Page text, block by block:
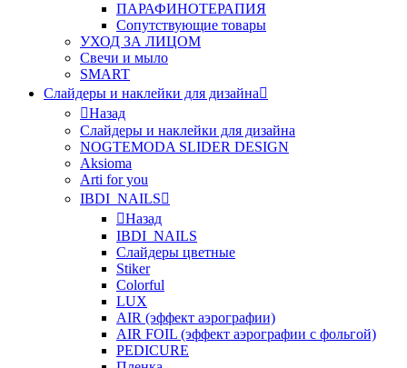
ПАРАФИНОТЕРАПИЯ
Сопутствующие товары
УХОД ЗА ЛИЦОМ
Свечи и мыло
SMART
Слайдеры и наклейки для дизайна
Назад
Слайдеры и наклейки для дизайна
NOGTEMODA SLIDER DESIGN
Aksioma
Arti for you
IBDI_NAILS
Назад
IBDI_NAILS
Слайдеры цветные
Stiker
Colorful
LUX
AIR (эффект аэрографии)
AIR FOIL (эффект аэрографии с фольгой)
PEDICURE